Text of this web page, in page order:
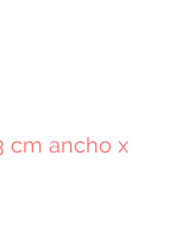
cm ancho x